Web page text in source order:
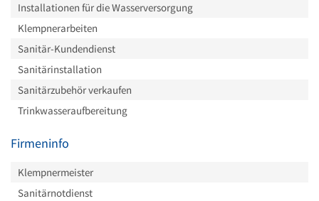
Installationen für die Wasserversorgung
Klempnerarbeiten
Sanitär-Kundendienst
Sanitärinstallation
Sanitärzubehör verkaufen
Trinkwasseraufbereitung
Firmeninfo
Klempnermeister
Sanitärnotdienst